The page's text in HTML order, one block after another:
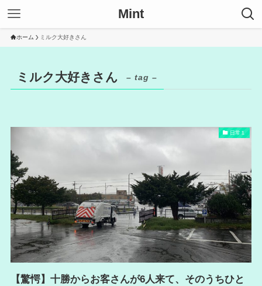
Mint
ホーム ミルク大好きさん
ミルク大好きさん – tag –
日常１
【驚愕】十勝からお客さんが6人来て、そのうちひと